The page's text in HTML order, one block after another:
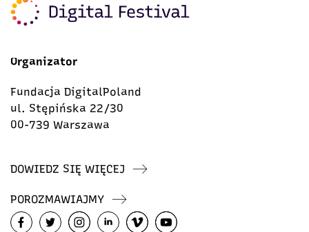
Organizator
Fundacja DigitalPoland
ul. Stępińska 22/30
00-739 Warszawa
DOWIEDZ SIĘ WIĘCEJ
POROZMAWIAJMY